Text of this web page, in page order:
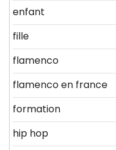
enfant
fille
flamenco
flamenco en france
formation
hip hop